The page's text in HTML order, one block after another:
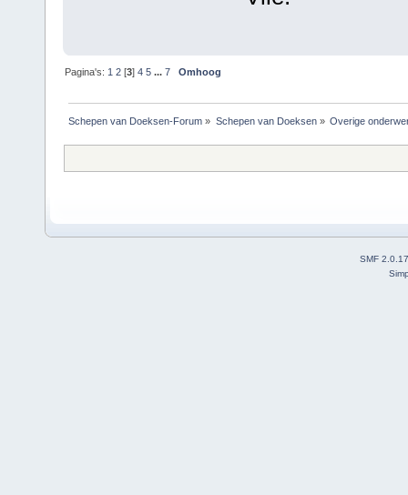
Pagina's: 1 2 [3]4 5 ...7 Omhoog
Schepen van Doeksen-Forum » Schepen van Doeksen» Overige
SMF 2.0.17